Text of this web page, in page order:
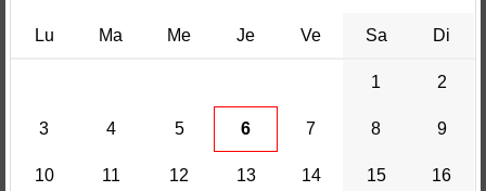
Lu Ma Me Je Ve Sa Di
1 2
3 4 5 6 7 8 9
10 11 12 13 14 15 16